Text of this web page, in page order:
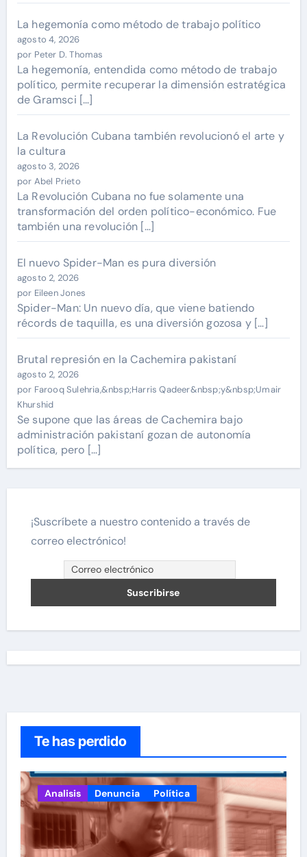
La hegemonía como método de trabajo político
agosto 4, 2026
por Peter D. Thomas
La hegemonía, entendida como método de trabajo
político, permite recuperar la dimensión estratégica
de Gramsci […]
La Revolución Cubana también revolucionó el arte y
la cultura
agosto 3, 2026
por Abel Prieto
La Revolución Cubana no fue solamente una
transformación del orden político-económico. Fue
también una revolución […]
El nuevo Spider-Man es pura diversión
agosto 2, 2026
por Eileen Jones
Spider-Man: Un nuevo día, que viene batiendo
récords de taquilla, es una diversión gozosa y […]
Brutal represión en la Cachemira pakistaní
agosto 2, 2026
por Farooq Sulehria,&nbsp;Harris Qadeer&nbsp;y&nbsp;Umair
Khurshid
Se supone que las áreas de Cachemira bajo
administración pakistaní gozan de autonomía
política, pero […]
¡Suscríbete a nuestro contenido a través de
correo electrónico!
Te has perdido
Analisis Denuncia Política